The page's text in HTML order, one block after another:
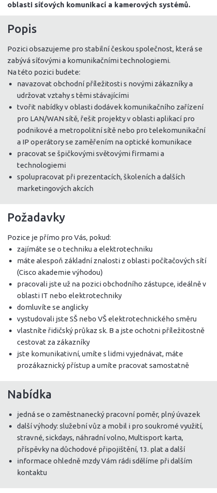
oblasti síťových komunikací a kamerových systémů.
Popis
Pozici obsazujeme pro stabilní českou společnost, která se
zabývá síťovými a komunikačními technologiemi.
Na této pozici budete:
navazovat obchodní příležitosti s novými zákazníky a
udržovat vztahy s těmi stávajícími
tvořit nabídky v oblasti dodávek komunikačního zařízení
pro LAN/WAN sítě, řešit projekty v oblasti aplikací pro
podnikové a metropolitní sítě nebo pro telekomunikační
a IP operátory se zaměřením na optické komunikace
pracovat se špičkovými světovými firmami a
technologiemi
spolupracovat při prezentacích, školeních a dalších
marketingových akcích
Požadavky
Pozice je přímo pro Vás, pokud:
zajímáte se o techniku a elektrotechniku
máte alespoň základní znalosti z oblasti počítačových sítí
(Cisco akademie výhodou)
pracovali jste už na pozici obchodního zástupce, ideálně v
oblasti IT nebo elektrotechniky
domluvíte se anglicky
vystudovali jste SŠ nebo VŠ elektrotechnického směru
vlastníte řidičský průkaz sk. B a jste ochotni příležitostně
cestovat za zákazníky
jste komunikativní, umíte s lidmi vyjednávat, máte
prozákaznický přístup a umíte pracovat samostatně
Nabídka
jedná se o zaměstnanecký pracovní poměr, plný úvazek
další výhody: služební vůz a mobil i pro soukromé využití,
stravné, sickdays, náhradní volno, Multisport karta,
příspěvky na důchodové připojištění, 13. plat a další
informace ohledně mzdy Vám rádi sdělíme při dalším
kontaktu